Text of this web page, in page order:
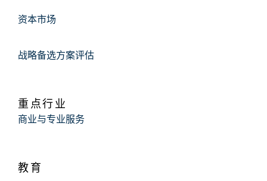
资本市场
战略备选方案评估
重点行业
商业与专业服务
教育